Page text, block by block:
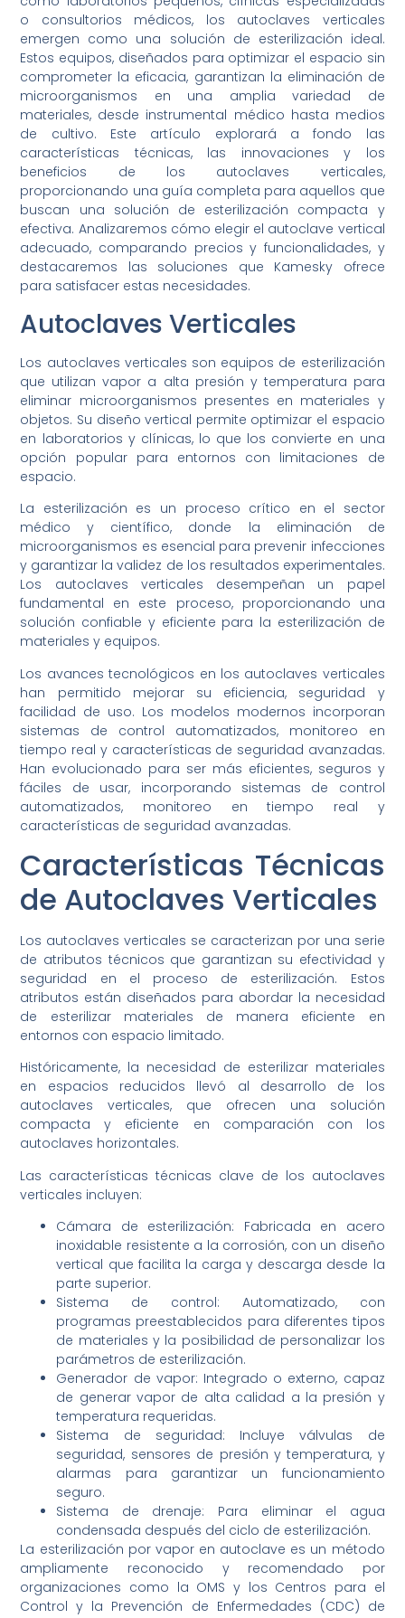
o consultorios médicos, los autoclaves verticales
emergen como una solución de esterilización ideal.
Estos equipos, diseñados para optimizar el espacio sin
comprometer la eficacia, garantizan la eliminación de
microorganismos en una amplia variedad de
materiales, desde instrumental médico hasta medios
de cultivo. Este artículo explorará a fondo las
características técnicas, las innovaciones y los
beneficios de los autoclaves verticales,
proporcionando una guía completa para aquellos que
buscan una solución de esterilización compacta y
efectiva. Analizaremos cómo elegir el autoclave vertical
adecuado, comparando precios y funcionalidades, y
destacaremos las soluciones que Kamesky ofrece
para satisfacer estas necesidades.
Autoclaves Verticales
Los autoclaves verticales son equipos de esterilización
que utilizan vapor a alta presión y temperatura para
eliminar microorganismos presentes en materiales y
objetos. Su diseño vertical permite optimizar el espacio
en laboratorios y clínicas, lo que los convierte en una
opción popular para entornos con limitaciones de
espacio.
La esterilización es un proceso crítico en el sector
médico y científico, donde la eliminación de
microorganismos es esencial para prevenir infecciones
y garantizar la validez de los resultados experimentales.
Los autoclaves verticales desempeñan un papel
fundamental en este proceso, proporcionando una
solución confiable y eficiente para la esterilización de
materiales y equipos.
Los avances tecnológicos en los autoclaves verticales
han permitido mejorar su eficiencia, seguridad y
facilidad de uso. Los modelos modernos incorporan
sistemas de control automatizados, monitoreo en
tiempo real y características de seguridad avanzadas.
Han evolucionado para ser más eficientes, seguros y
fáciles de usar, incorporando sistemas de control
automatizados, monitoreo en tiempo real y
características de seguridad avanzadas.
Características Técnicas
de Autoclaves Verticales
Los autoclaves verticales se caracterizan por una serie
de atributos técnicos que garantizan su efectividad y
seguridad en el proceso de esterilización. Estos
atributos están diseñados para abordar la necesidad
de esterilizar materiales de manera eficiente en
entornos con espacio limitado.
Históricamente, la necesidad de esterilizar materiales
en espacios reducidos llevó al desarrollo de los
autoclaves verticales, que ofrecen una solución
compacta y eficiente en comparación con los
autoclaves horizontales.
Las características técnicas clave de los autoclaves
verticales incluyen:
Cámara de esterilización: Fabricada en acero
inoxidable resistente a la corrosión, con un diseño
vertical que facilita la carga y descarga desde la
parte superior.
Sistema de control: Automatizado, con
programas preestablecidos para diferentes tipos
de materiales y la posibilidad de personalizar los
parámetros de esterilización.
Generador de vapor: Integrado o externo, capaz
de generar vapor de alta calidad a la presión y
temperatura requeridas.
Sistema de seguridad: Incluye válvulas de
seguridad, sensores de presión y temperatura, y
alarmas para garantizar un funcionamiento
seguro.
Sistema de drenaje: Para eliminar el agua
condensada después del ciclo de esterilización.
La esterilización por vapor en autoclave es un método
ampliamente reconocido y recomendado por
organizaciones como la OMS y los Centros para el
Control y la Prevención de Enfermedades (CDC) de